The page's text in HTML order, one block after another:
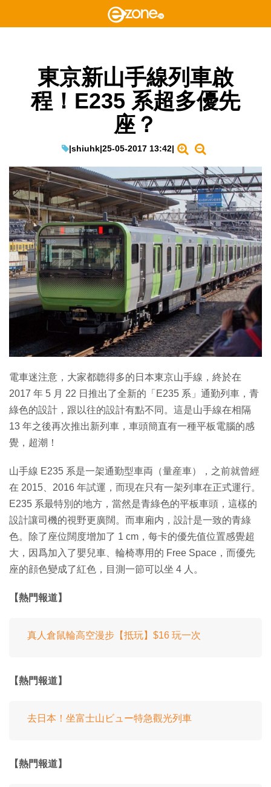
東京新山手線列車啟
程！E235 系超多優先
座？
|shiuhk|25-05-2017 13:42|
電車迷注意，大家都聼得多的日本東京山手線，終於在
2017 年 5 月 22 日推出了全新的「E235 系」通勤列車，青
綠色的設計，跟以往的設計有點不同。這是山手線在相隔
13 年之後再次推出新列車，車頭簡直有一種平板電腦的感
覺，超潮！
山手線 E235 系是一架通勤型車両（量産車），之前就曾經
在 2015、2016 年試運，而現在只有一架列車在正式運行。
E235 系最特別的地方，當然是青綠色的平板車頭，這樣的
設計讓司機的視野更廣闊。而車廂内，設計是一致的青綠
色。除了座位闊度增加了 1 cm，每卡的優先值位置感覺超
大，因爲加入了嬰兒車、輪椅專用的 Free Space，而優先
座的顔色變成了紅色，目測一節可以坐 4 人。
【熱門報道】
真人倉鼠輪高空漫步【抵玩】$16 玩一次
【熱門報道】
去日本！坐富士山ビュー特急觀光列車
【熱門報道】